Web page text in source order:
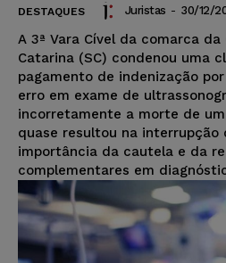
DESTAQUES Juristas - 30/12/
A 3ª Vara Cível da comarca
Catarina (SC) condenou uma
pagamento de indenização
erro em exame de
incorretamente a morte de
quase resultou na
importância da cautela e da
complementares em